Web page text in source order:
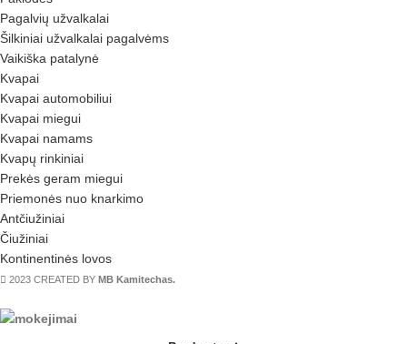
Pagalvių užvalkalai
Šilkiniai užvalkalai pagalvėms
Vaikiška patalynė
Kvapai
Kvapai automobiliui
Kvapai miegui
Kvapai namams
Kvapų rinkiniai
Prekės geram miegui
Priemonės nuo knarkimo
Antčiužiniai
Čiužiniai
Kontinentinės lovos
2023 CREATED BY MB Kamitechas.